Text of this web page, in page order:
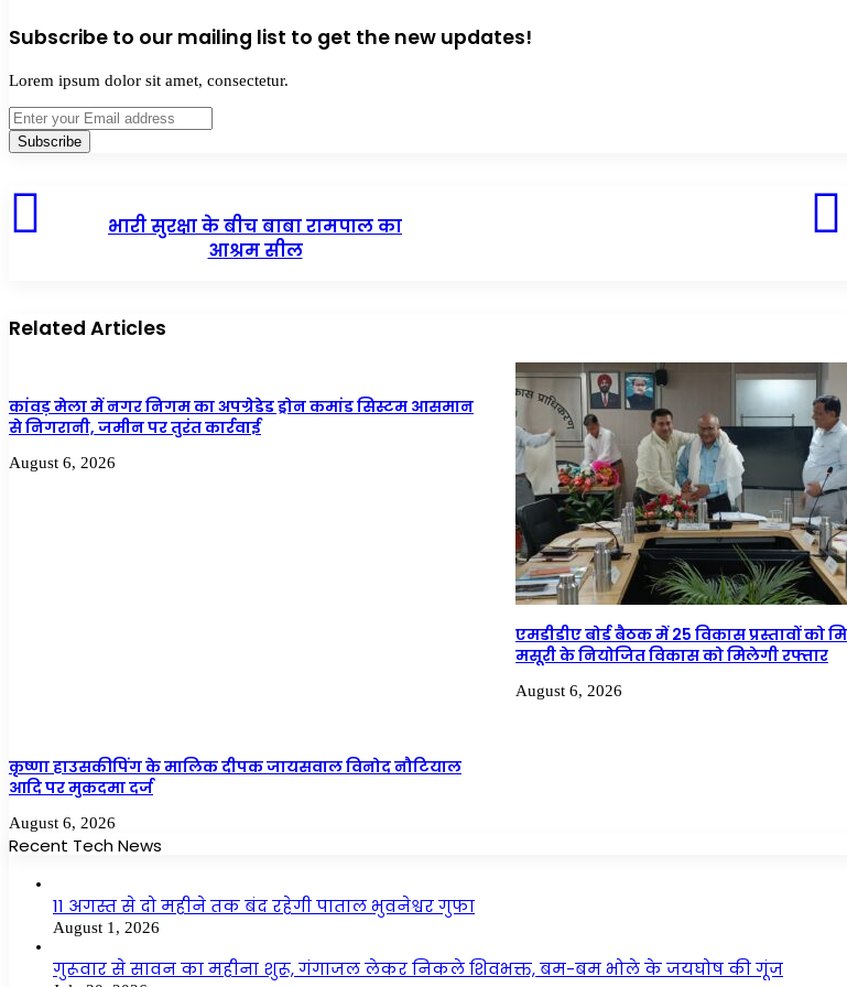
Subscribe to our mailing list to get the new updates!
Lorem ipsum dolor sit amet, consectetur.
Enter
your
Email
भारी सुरक्षा के बीच बाबा रामपाल का
आश्रम सील
Related Articles
कांवड़ मेला में नगर निगम का अपग्रेडेड ड्रोन कमांड सिस्टम आसमान
से निगरानी, जमीन पर तुरंत कार्रवाई
August 6, 2026
एमडीडीए बोर्ड बैठक में 25 विकास प्रस्तावों को
मसूरी के नियोजित विकास को मिलेगी रफ्तार
August 6, 2026
कृष्णा हाउसकीपिंग के मालिक दीपक जायसवाल विनोद नौटियाल
आदि पर मुकदमा दर्ज
August 6, 2026
Recent Tech News
11 अगस्त से दो महीने तक बंद रहेगी पाताल भुवनेश्वर गुफा
August 1, 2026
गुरूवार से सावन का महीना शुरू, गंगाजल लेकर निकले शिवभक्त, बम-बम भोले के जयघोष की गूंज